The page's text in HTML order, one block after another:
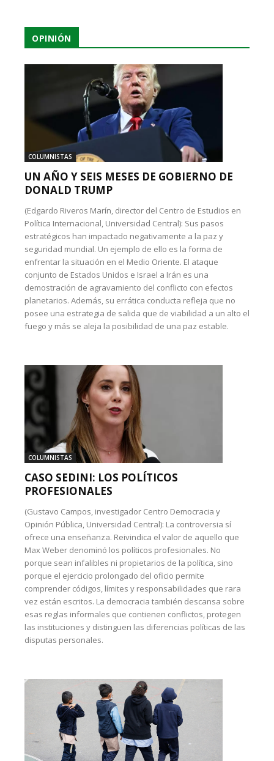
OPINIÓN
COLUMNISTAS
UN AÑO Y SEIS MESES DE GOBIERNO DE
DONALD TRUMP
(Edgardo Riveros Marín, director del Centro de Estudios en
Política Internacional, Universidad Central): Sus pasos
estratégicos han impactado negativamente a la paz y
seguridad mundial. Un ejemplo de ello es la forma de
enfrentar la situación en el Medio Oriente. El ataque
conjunto de Estados Unidos e Israel a Irán es una
demostración de agravamiento del conflicto con efectos
planetarios. Además, su errática conducta refleja que no
posee una estrategia de salida que de viabilidad a un alto el
fuego y más se aleja la posibilidad de una paz estable.
COLUMNISTAS
CASO SEDINI: LOS POLÍTICOS
PROFESIONALES
(Gustavo Campos, investigador Centro Democracia y
Opinión Pública, Universidad Central): La controversia sí
ofrece una enseñanza. Reivindica el valor de aquello que
Max Weber denominó los políticos profesionales. No
porque sean infalibles ni propietarios de la política, sino
porque el ejercicio prolongado del oficio permite
comprender códigos, límites y responsabilidades que rara
vez están escritos. La democracia también descansa sobre
esas reglas informales que contienen conflictos, protegen
las instituciones y distinguen las diferencias políticas de las
disputas personales.